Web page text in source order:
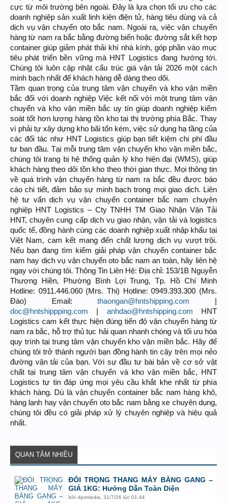
cực từ môi trường bên ngoài. Đây là lựa chọn tối ưu cho các
doanh nghiệp sản xuất linh kiện điện tử, hàng tiêu dùng và cả
dịch vụ vận chuyển oto bắc nam. Ngoài ra, việc vận chuyển
hàng từ nam ra bắc bằng đường biển hoặc đường sắt kết hợp
container giúp giảm phát thải khí nhà kính, góp phần vào mục
tiêu phát triển bền vững mà HNT Logistics đang hướng tới.
Chúng tôi luôn cập nhật cấu trúc giá vận tải 2026 một cách
minh bạch nhất để khách hàng dễ dàng theo dõi.
Tầm quan trọng của trung tâm vận chuyển và kho vận miền
bắc đối với doanh nghiệp Việc kết nối với một trung tâm vận
chuyển và kho vận miền bắc uy tín giúp doanh nghiệp kiểm
soát tốt hơn lượng hàng tồn kho tại thị trường phía Bắc. Thay
vì phải tự xây dựng kho bãi tốn kém, việc sử dụng hạ tầng của
các đối tác như HNT Logistics giúp bạn tiết kiệm chi phí đầu
tư ban đầu. Tại mỗi trung tâm vận chuyển kho vận miền bắc,
chúng tôi trang bị hệ thống quản lý kho hiện đại (WMS), giúp
khách hàng theo dõi tồn kho theo thời gian thực. Mọi thông tin
về quá trình vận chuyển hàng từ nam ra bắc đều được báo
cáo chi tiết, đảm bảo sự minh bạch trong mọi giao dịch. Liên
hệ tư vấn dịch vụ vận chuyển container bắc nam chuyên
nghiệp HNT Logistics – Cty TNHH TM Giao Nhận Vận Tải
HNT, chuyên cung cấp dịch vụ giao nhận, vận tải và logistics
quốc tế, đồng hành cùng các doanh nghiệp xuất nhập khẩu tại
Việt Nam, cam kết mang đến chất lượng dịch vụ vượt trội.
Nếu bạn đang tìm kiếm giải pháp vận chuyển container bắc
nam hay dịch vụ vận chuyển oto bắc nam an toàn, hãy liên hệ
ngay với chúng tôi. Thông Tin Liên Hệ: Địa chỉ: 153/1B Nguyễn
Thượng Hiền, Phường Bình Lợi Trung, Tp. Hồ Chí Minh
Hotline: 0911.446.060 (Mrs. Thi) Hotline: 0949.393.300 (Mrs.
Đào) Email:thaongan@hntshipping.com
doc@hntshippping.com
anhdao@hntshipping.com HNT
Logistics cam kết thực hiện đúng tiến độ vận chuyển hàng từ
nam ra bắc, hỗ trợ thủ tục hải quan nhanh chóng và tối ưu hóa
quy trình tại trung tâm vận chuyển kho vận miền bắc. Hãy để
chúng tôi trở thành người bạn đồng hành tin cậy trên mọi nẻo
đường vận tải của bạn. Với sự đầu tư bài bản về cơ sở vật
chất tại trung tâm vận chuyển và kho vận miền bắc, HNT
Logistics tự tin đáp ứng mọi yêu cầu khắt khe nhất từ phía
khách hàng. Dù là vận chuyển container bắc nam hàng khô,
hàng lạnh hay vận chuyển oto bắc nam bằng xe chuyên dụng,
chúng tôi đều có giải pháp xử lý chuyên nghiệp và hiệu quả
nhất.
QUAN TÂM NHIỀU
ĐỐI TRỌNG THANG MÁY BẰNG GANG –
GIÁ 1KG: Hướng Dẫn Toàn Diện
bởidpsmedia ,31/7/26 lúc 01:44